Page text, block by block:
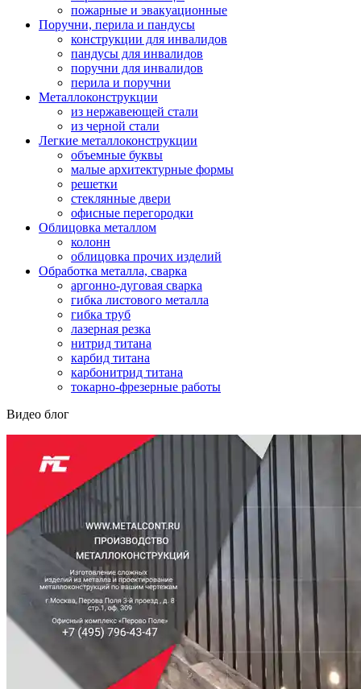
пожарные и эвакуационные
Поручни, перила и пандусы
конструкции для инвалидов
пандусы для инвалидов
поручни для инвалидов
перила и поручни
Металлоконструкции
из нержавеющей стали
из черной стали
Легкие металлоконструкции
объемные буквы
малые архитектурные формы
решетки
стеклянные двери
офисные перегородки
Облицовка металлом
колонн
облицовка прочих изделий
Обработка металла, сварка
аргонно-дуговая сварка
гибка листового металла
гибка труб
лазерная резка
нитрид титана
карбид титана
карбонитрид титана
токарно-фрезерные работы
Видео блог